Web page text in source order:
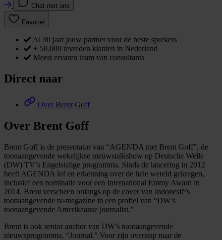
Chat met ons
Favoriet
Al 30 jaar jouw partner voor de beste sprekers
+ 50.000 tevreden klanten in Nederland
Meest ervaren team van consultants
Direct naar
Over Brent Goff
Over Brent Goff
Brent Goff is de presentator van “AGENDA met Brent Goff”, de
toonaangevende wekelijkse nieuwstalkshow op Deutsche Welle
(DW) TV’s Engelstalige programma. Sinds de lancering in 2012
heeft AGENDA lof en erkenning over de hele wereld gekregen,
inclusief een nominatie voor een International Emmy Award in
2014. Brent verscheen onlangs op de cover van Indonesië’s
toonaangevende tv-magazine in een profiel van “DW’s
toonaangevende Amerikaanse journalist.”
Brent is ook senior anchor van DW’s toonaangevende
nieuwsprogramma, “Journal.” Voor zijn overstap naar de